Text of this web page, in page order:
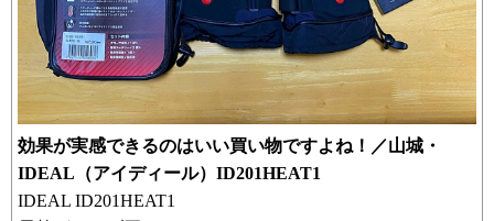
効果が実感できるのはいい買い物ですよね！／山城・
IDEAL（アイディール）ID201HEAT1
IDEAL ID201HEAT1